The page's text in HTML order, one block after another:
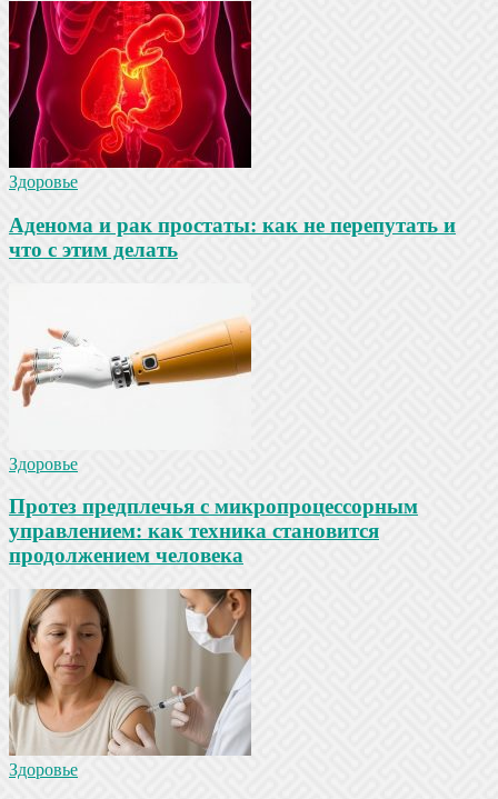
Здоровье
Аденома и рак простаты: как не перепутать и
что с этим делать
Здоровье
Протез предплечья с микропроцессорным
управлением: как техника становится
продолжением человека
Здоровье